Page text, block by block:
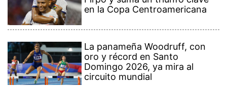
en la Copa Centroamericana
La panameña Woodruff, con
oro y récord en Santo
Domingo 2026, ya mira al
circuito mundial